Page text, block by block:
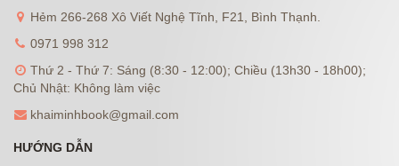
Hẻm 266-268 Xô Viết Nghệ Tĩnh, F21, Bình Thạnh.
0971 998 312
Thứ 2 - Thứ 7: Sáng (8:30 - 12:00); Chiều (13h30 - 18h00);
Chủ Nhật: Không làm việc
khaiminhbook@gmail.com
HƯỚNG DẪN